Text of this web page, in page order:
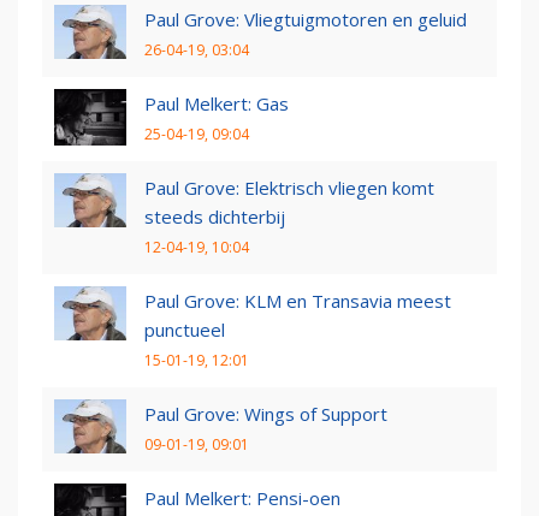
Paul Grove: Vliegtuigmotoren en geluid
26-04-19, 03:04
Paul Melkert: Gas
25-04-19, 09:04
Paul Grove: Elektrisch vliegen komt
steeds dichterbij
12-04-19, 10:04
Paul Grove: KLM en Transavia meest
punctueel
15-01-19, 12:01
Paul Grove: Wings of Support
09-01-19, 09:01
Paul Melkert: Pensi-oen